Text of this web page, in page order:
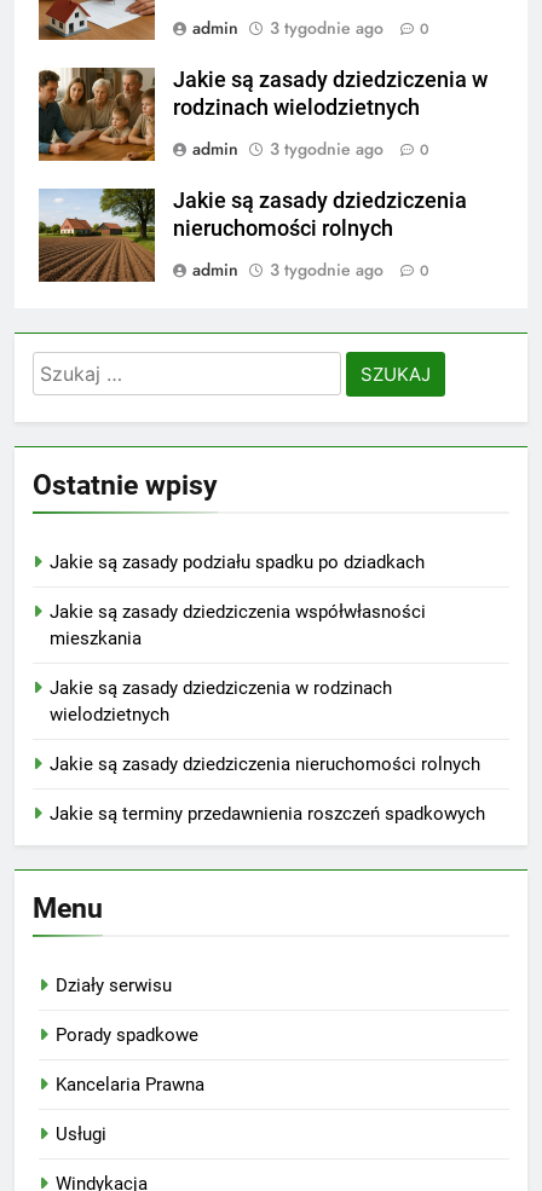
admin
3 tygodnie ago 0
Jakie są zasady dziedziczenia w
rodzinach wielodzietnych
admin
3 tygodnie ago 0
Jakie są zasady dziedziczenia
nieruchomości rolnych
admin
3 tygodnie ago 0
Szukaj:
Ostatnie wpisy
Jakie są zasady podziału spadku po dziadkach
Jakie są zasady dziedziczenia współwłasności
mieszkania
Jakie są zasady dziedziczenia w rodzinach
wielodzietnych
Jakie są zasady dziedziczenia nieruchomości rolnych
Jakie są terminy przedawnienia roszczeń spadkowych
Menu
Działy serwisu
Porady spadkowe
Kancelaria Prawna
Usługi
Windykacja